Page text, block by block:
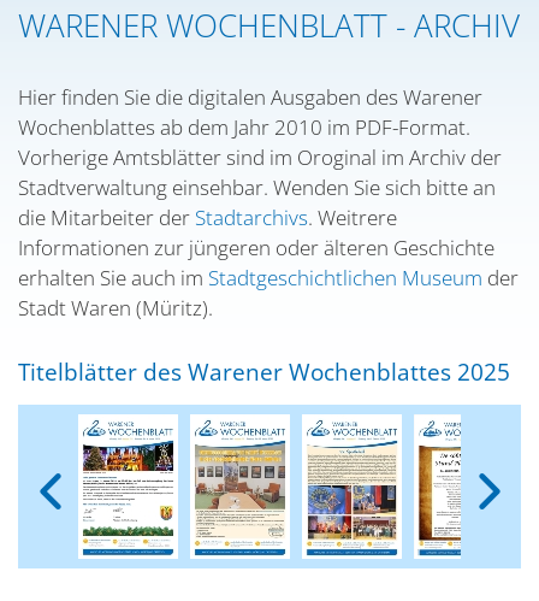
WARENER WOCHENBLATT - ARCHIV
Hier finden Sie die digitalen Ausgaben des Warener
Wochenblattes ab dem Jahr 2010 im PDF-Format.
Vorherige Amtsblätter sind im Oroginal im Archiv der
Stadtverwaltung einsehbar. Wenden Sie sich bitte an
die Mitarbeiter der Stadtarchivs. Weitrere
Informationen zur jüngeren oder älteren Geschichte
erhalten Sie auch im Stadtgeschichtlichen Museum der
Stadt Waren (Müritz).
Titelblätter des Warener Wochenblattes 2025